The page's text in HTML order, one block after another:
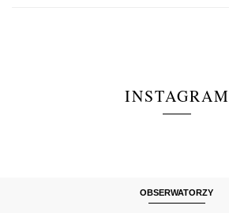
INSTAGRAM
OBSERWATORZY